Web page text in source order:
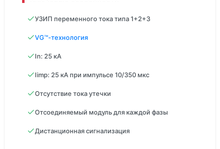
УЗИП переменного тока типа 1+2+3
VG™-технология
In: 25 кА
Iimp: 25 кА при импульсе 10/350 мкс
Отсутствие тока утечки
Отсоединяемый модуль для каждой фазы
Дистанционная сигнализация